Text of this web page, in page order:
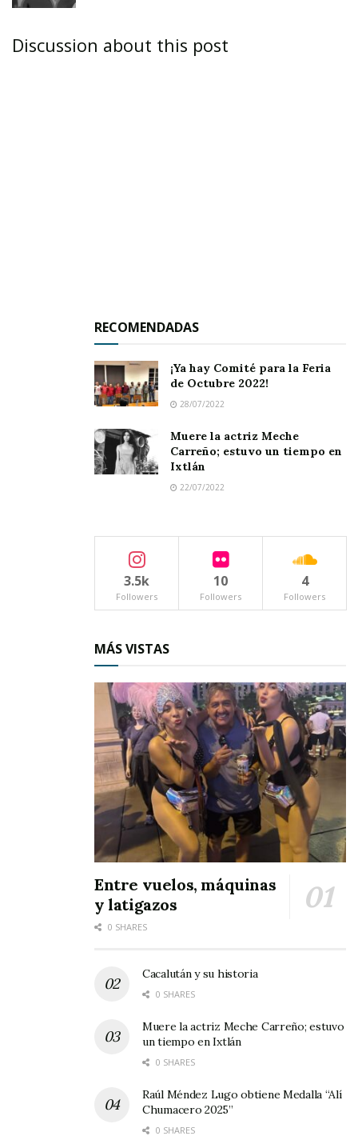
El contralor municipal informó así mismo que
el alcalde Chuyín Bernal, la síndico y los
Agustín Godínez Villegas
Gerardo Montero Campos
Discussion about this post
RECOMENDADAS
¡Ya hay Comité para la Feria
de Octubre 2022!
28/07/2022
Muere la actriz Meche
Carreño; estuvo un tiempo en
Ixtlán
22/07/2022
3.5k
Followers
10
Followers
4
Followers
MÁS VISTAS
Entre vuelos, máquinas
y latigazos
0 SHARES
Cacalután y su historia
0 SHARES
Muere la actriz Meche Carreño; estuvo
un tiempo en Ixtlán
0 SHARES
Raúl Méndez Lugo obtiene Medalla “Alí
Chumacero 2025”
0 SHARES